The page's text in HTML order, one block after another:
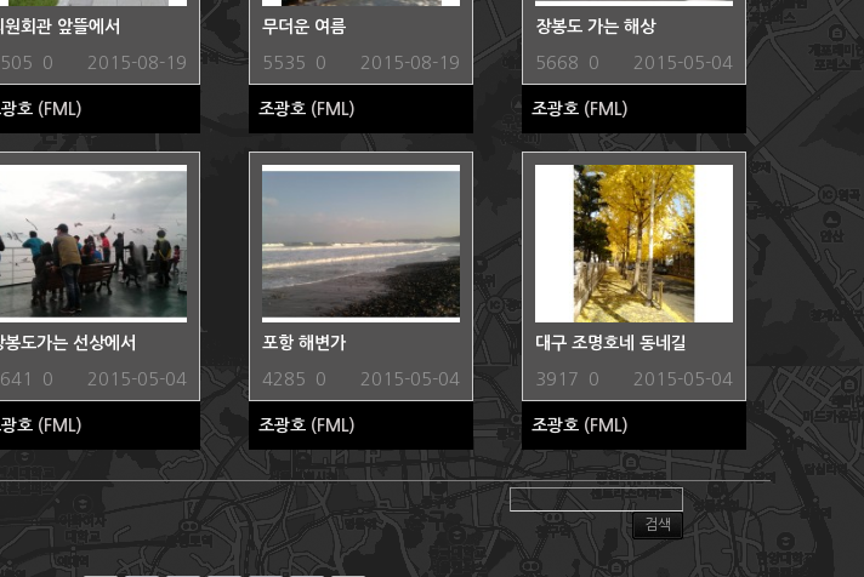
원회관 앞뜰에서
0 2015-08-19
호 (FML)
무더운 여름
5535 0 2015-08-19
조광호 (FML)
장봉도 가는 해상
5668 0 2015-05-04
조광호 (FML)
봉도가는 선상에서
0 2015-05-04
호 (FML)
포항 해변가
4285 0 2015-05-04
조광호 (FML)
대구 조명호네 동네길
3917 0 2015-05-04
조광호 (FML)